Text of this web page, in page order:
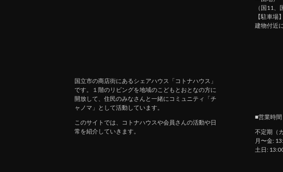
国立市の商店街にあるシェアハウス「コトナハウス」
です。１階のリビングを地域のこどもとおとなの方に
開放して、住民のみなさんと一緒にコミュニティ「チ
ャノマ」として活動しています。
このサイトでは、コトナハウスや会員さんの活動や日
常を紹介していきます。
（国11
【駐車場】
建物付近
■営業時間
不定期（
月〜金:
土日: